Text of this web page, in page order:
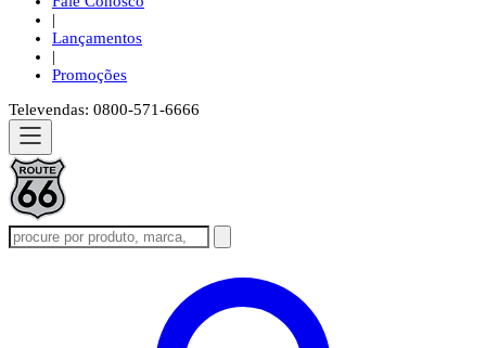
|
Lançamentos
|
Promoções
Televendas: 0800-571-6666